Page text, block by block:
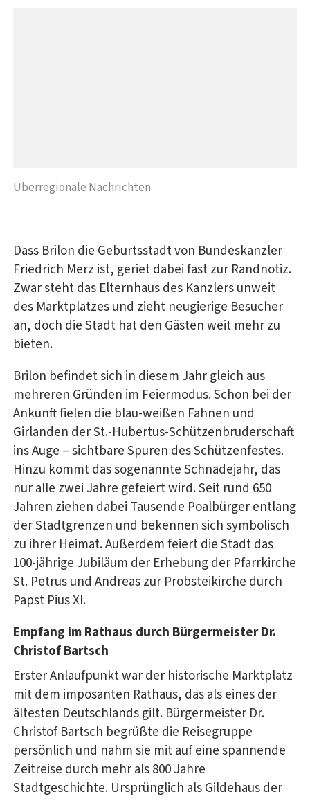
Überregionale Nachrichten
Dass Brilon die Geburtsstadt von Bundeskanzler
Friedrich Merz ist, geriet dabei fast zur Randnotiz.
Zwar steht das Elternhaus des Kanzlers unweit
des Marktplatzes und zieht neugierige Besucher
an, doch die Stadt hat den Gästen weit mehr zu
bieten.
Brilon befindet sich in diesem Jahr gleich aus
mehreren Gründen im Feiermodus. Schon bei der
Ankunft fielen die blau-weißen Fahnen und
Girlanden der St.-Hubertus-Schützenbruderschaft
ins Auge – sichtbare Spuren des Schützenfestes.
Hinzu kommt das sogenannte Schnadejahr, das
nur alle zwei Jahre gefeiert wird. Seit rund 650
Jahren ziehen dabei Tausende Poalbürger entlang
der Stadtgrenzen und bekennen sich symbolisch
zu ihrer Heimat. Außerdem feiert die Stadt das
100-jährige Jubiläum der Erhebung der Pfarrkirche
St. Petrus und Andreas zur Probsteikirche durch
Papst Pius XI.
Empfang im Rathaus durch Bürgermeister Dr.
Christof Bartsch
Erster Anlaufpunkt war der historische Marktplatz
mit dem imposanten Rathaus, das als eines der
ältesten Deutschlands gilt. Bürgermeister Dr.
Christof Bartsch begrüßte die Reisegruppe
persönlich und nahm sie mit auf eine spannende
Zeitreise durch mehr als 800 Jahre
Stadtgeschichte. Ursprünglich als Gildehaus der